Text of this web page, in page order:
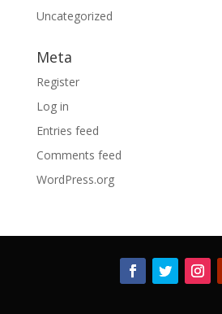
Uncategorized
Meta
Register
Log in
Entries feed
Comments feed
WordPress.org